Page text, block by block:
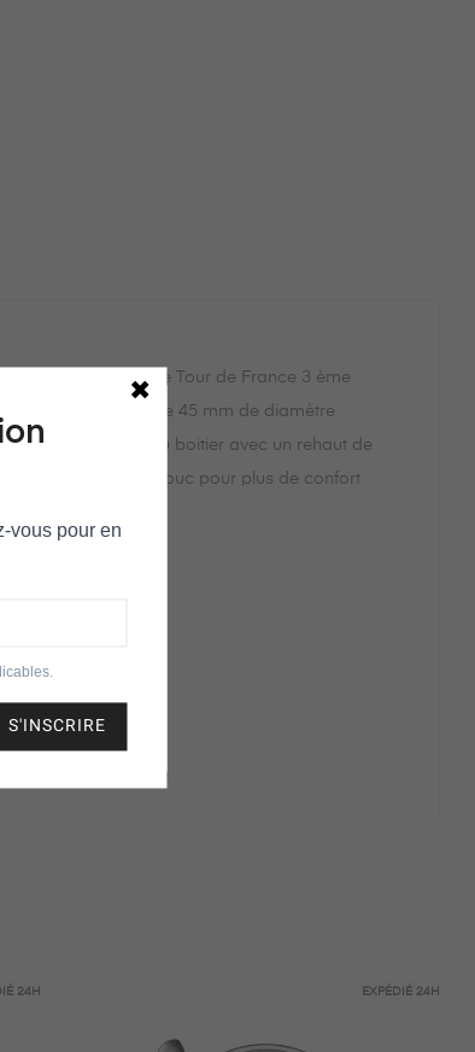
la grande boucle Le Tour de France 3 ème
ce chrono quartz de 45 mm de diamètre
noir assorti au boitier avec un rehaut de
le dessous caoutchouc pour plus de confort
24H EXPÉDIÉ 24H
pour en
S'INSCRIRE